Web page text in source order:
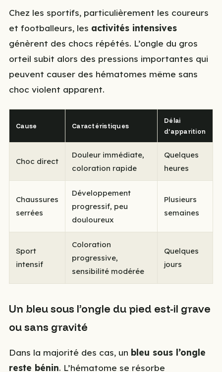
Chez les sportifs, particulièrement les coureurs
et footballeurs, les activités intensives
génèrent des chocs répétés. L’ongle du gros
orteil subit alors des pressions importantes qui
peuvent causer des hématomes même sans
choc violent apparent.
Cause Caractéristiques
Délai
d’apparition
Choc direct
Douleur immédiate,
coloration rapide
Quelques
heures
Chaussures
serrées
Développement
progressif, peu
douloureux
Plusieurs
semaines
Sport
intensif
Coloration
progressive,
sensibilité modérée
Quelques
jours
Un bleu sous l’ongle du pied est-il grave
ou sans gravité
Dans la majorité des cas, un bleu sous l’ongle
reste bénin. L’hématome se résorbe